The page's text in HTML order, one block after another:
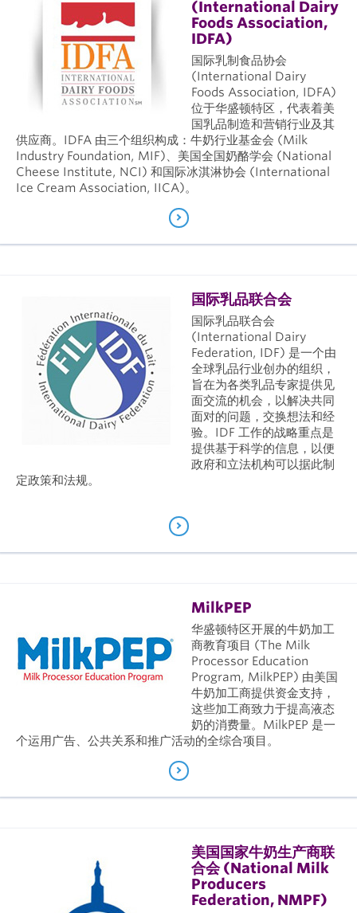
(International Dairy
Foods Association,
IDFA)
国际乳制食品协会
(International Dairy
Foods Association, IDFA)
位于华盛顿特区，代表着美
国乳品制造和营销行业及其
供应商。IDFA 由三个组织构成：牛奶行业基金会 (Milk
Industry Foundation, MIF)、美国全国奶酪学会 (National
Cheese Institute, NCI) 和国际冰淇淋协会 (International
Ice Cream Association, IICA)。
国际乳品联合会
国际乳品联合会
(International Dairy
Federation, IDF) 是一个由
全球乳品行业创办的组织，
旨在为各类乳品专家提供见
面交流的机会，以解决共同
面对的问题，交换想法和经
验。IDF 工作的战略重点是
提供基于科学的信息，以便
政府和立法机构可以据此制
定政策和法规。
MilkPEP
华盛顿特区开展的牛奶加工
商教育项目 (The Milk
Processor Education
Program, MilkPEP) 由美国
牛奶加工商提供资金支持，
这些加工商致力于提高液态
奶的消费量。MilkPEP 是一
个运用广告、公共关系和推广活动的全综合项目。
美国国家牛奶生产商联
合会 (National Milk
Producers
Federation, NMPF)